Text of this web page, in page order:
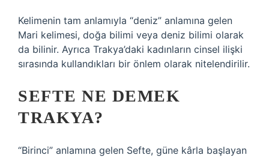
Kelimenin tam anlamıyla “deniz” anlamına gelen
Mari kelimesi, doğa bilimi veya deniz bilimi olarak
da bilinir. Ayrıca Trakya’daki kadınların cinsel ilişki
sırasında kullandıkları bir önlem olarak nitelendirilir.
SEFTE NE DEMEK
TRAKYA?
“Birinci” anlamına gelen Sefte, güne kârla başlayan